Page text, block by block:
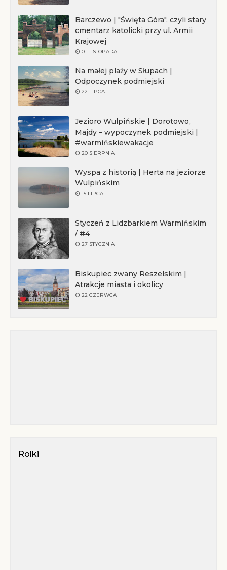
Barczewo | "Święta Góra", czyli stary
cmentarz katolicki przy ul. Armii
Krajowej
01 LISTOPADA
Na małej plaży w Słupach |
Odpoczynek podmiejski
22 LIPCA
Jezioro Wulpińskie | Dorotowo,
Majdy – wypoczynek podmiejski |
#warmińskiewakacje
20 SIERPNIA
Wyspa z historią | Herta na jeziorze
Wulpińskim
15 LIPCA
Styczeń z Lidzbarkiem Warmińskim
/ #4
27 STYCZNIA
Biskupiec zwany Reszelskim |
Atrakcje miasta i okolicy
22 CZERWCA
Rolki